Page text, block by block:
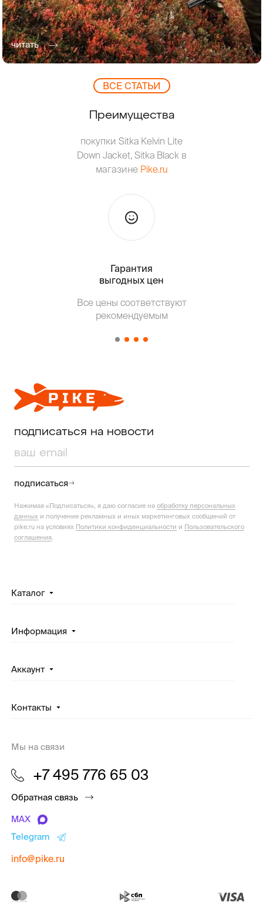
читать
ВCЕ СТАТЬИ
Преимущества
покупки Sitka Kelvin Lite
Down Jacket, Sitka Black в
магазине Pike.ru
Гарантия
выгодных цен
Все цены соответствуют
рекомендуемым
подписаться на новости
подписаться
Нажимая «Подписаться», я даю согласие на обработку персональных
данных и получение рекламных и иных маркетинговых сообщений от
pike.ru на условиях Политики конфиденциальности и Пользовательского
соглашения
Каталог
Информация
Аккаунт
Контакты
Мы на связи
+7 495 776 65 03
Обратная связь
MAX
Telegram
info@pike.ru